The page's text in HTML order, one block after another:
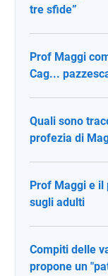
tre sfide”
Prof Maggi
Cag...
Quali sono
profezia di
Prof Maggi e il
sugli adulti
Compiti delle
propone un